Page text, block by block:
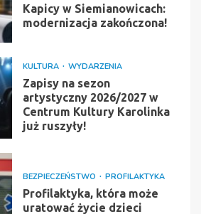
Kapicy w Siemianowicach:
modernizacja zakończona!
KULTURA WYDARZENIA
Zapisy na sezon
artystyczny 2026/2027 w
Centrum Kultury Karolinka
już ruszyły!
BEZPIECZEŃSTWO PROFILAKTYKA
Profilaktyka, która może
uratować życie dzieci